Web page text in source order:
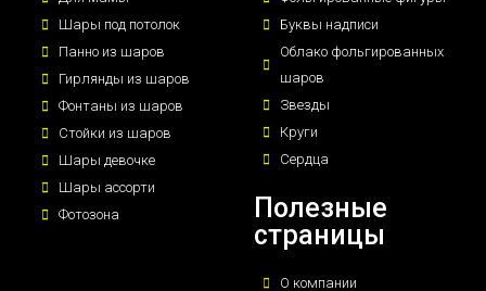
Шары под потолок
Панно из шаров
Гирлянды из шаров
Фонтаны из шаров
Стойки из шаров
Шары девочке
Шары ассорти
Фотозона
Буквы надписи
Облако фольгированных
шаров
Звезды
Круги
Сердца
Полезные
страницы
О компании